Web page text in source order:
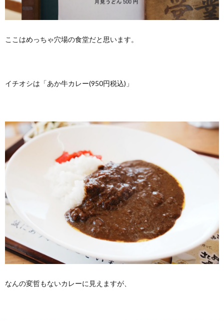
ここはめっちゃ穴場の食堂だと思います。
イチオシは「あか牛カレー(950円税込)」
なんの変哲もないカレーに見えますが、